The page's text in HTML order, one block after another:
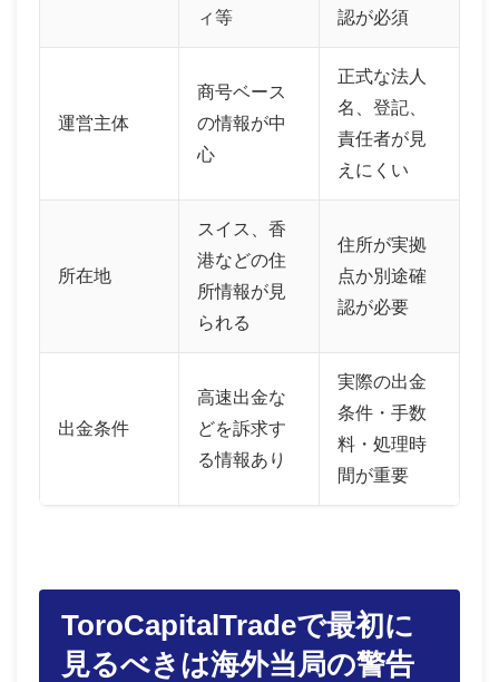
ィ等
認が必須
運営主体
商号ベース
の情報が中
心
正式な法人
名、登記、
責任者が見
えにくい
所在地
スイス、香
港などの住
所情報が見
られる
住所が実拠
点か別途確
認が必要
出金条件
高速出金な
どを訴求す
る情報あり
実際の出金
条件・手数
料・処理時
間が重要
ToroCapitalTradeで最初に
見るべきは海外当局の警告